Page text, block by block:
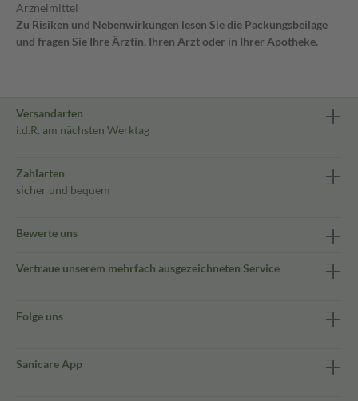
Arzneimittel
Zu Risiken und Nebenwirkungen lesen Sie die Packungsbeilage
und fragen Sie Ihre Ärztin, Ihren Arzt oder in Ihrer Apotheke.
Versandarten
i.d.R. am nächsten Werktag
Zahlarten
sicher und bequem
Bewerte uns
Vertraue unserem mehrfach ausgezeichneten Service
Folge uns
Sanicare App